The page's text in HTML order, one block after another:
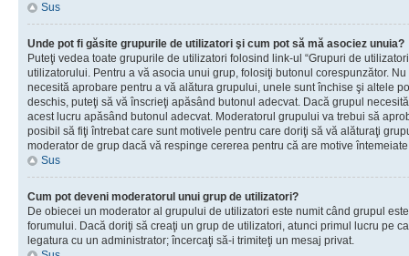
Sus
Unde pot fi găsite grupurile de utilizatori şi cum pot să mă asociez unuia?
Puteţi vedea toate grupurile de utilizatori folosind link-ul “Grupuri de
utilizatorului. Pentru a vă asocia unui grup, folosiţi butonul corespunzător.
necesită aprobare pentru a vă alătura grupului, unele sunt închise şi altele
deschis, puteţi să vă înscrieţi apăsând butonul adecvat. Dacă grupul
acest lucru apăsând butonul adecvat. Moderatorul grupului va trebui să
posibil să fiţi întrebat care sunt motivele pentru care doriţi să vă alăturaţi
moderator de grup dacă vă respinge cererea pentru că are motive
Sus
Cum pot deveni moderatorul unui grup de utilizatori?
De obiecei un moderator al grupului de utilizatori este numit când grupul
forumului. Dacă doriţi să creaţi un grup de utilizatori, atunci primul lucru pe
legatura cu un administrator; încercaţi să-i trimiteţi un mesaj privat.